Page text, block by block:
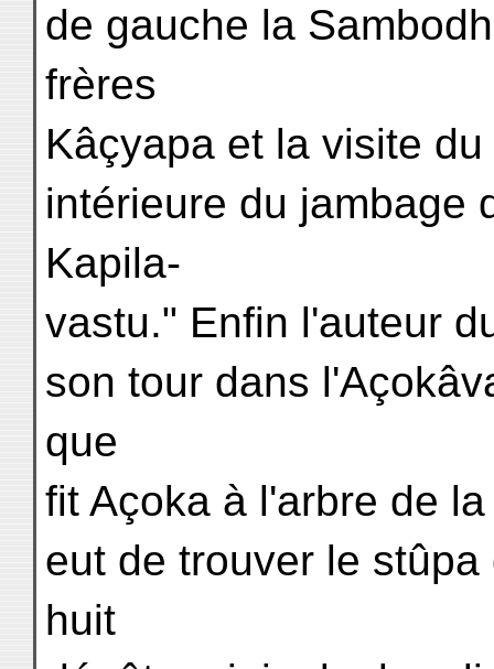
de gauche la
frères
Kâçyapa et la visite
intérieure du jambage
Kapila-
vastu." Enfin l'auteur
son tour dans
que
fit Açoka à l'arbre de
eut de trouver le
huit